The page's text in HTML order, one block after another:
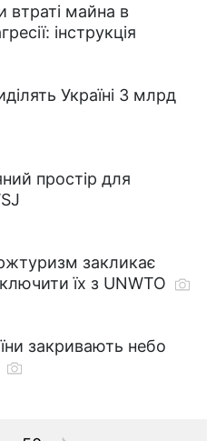
втраті майна в
інструкція
Україні 3 млрд
простір для
закликає
їх з UNWTO
закривають небо